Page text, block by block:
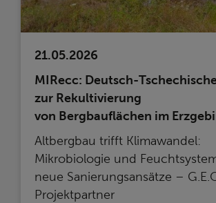
21.05.2026
MIRecc: Deutsch-
zur Rekultivierung
von Bergbauflächen im
Altbergbau trifft Klimawandel:
Mikrobiologie und
neue Sanierungsansätze –
Projektpartner